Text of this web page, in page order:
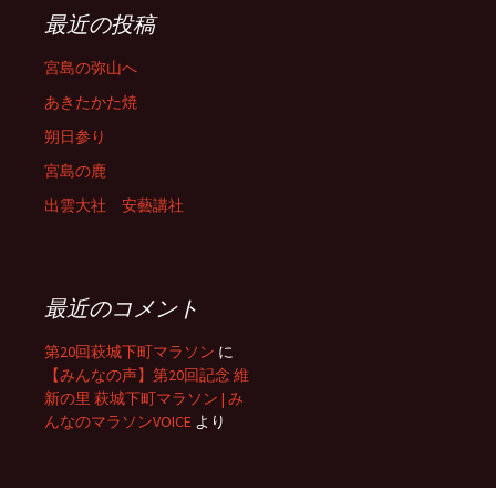
最近の投稿
宮島の弥山へ
あきたかた焼
朔日参り
宮島の鹿
出雲大社 安藝講社
最近のコメント
第20回萩城下町マラソン に
【みんなの声】第20回記念 維
新の里 萩城下町マラソン | み
んなのマラソンVOICE より